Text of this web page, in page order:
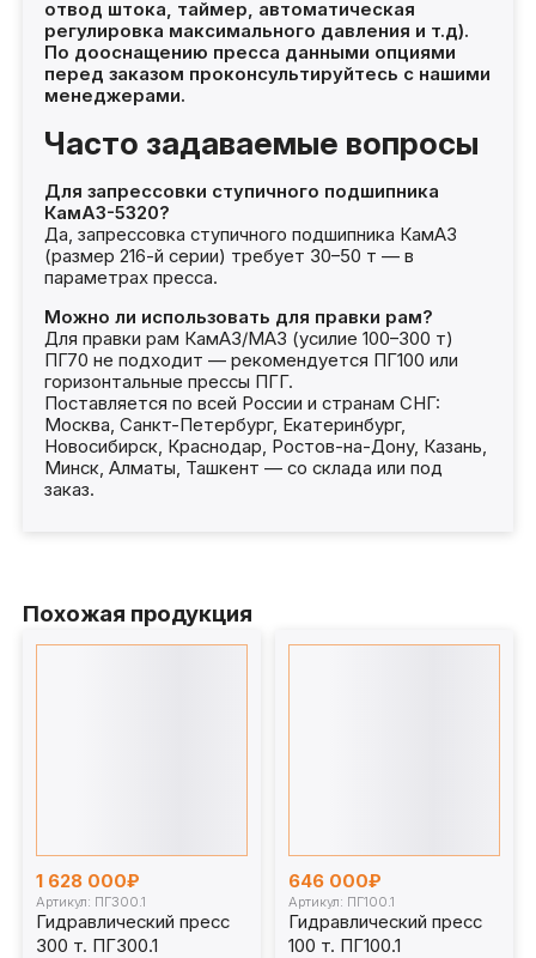
отвод штока, таймер, автоматическая
регулировка максимального давления и т.д).
По дооснащению пресса данными опциями
перед заказом проконсультируйтесь с нашими
менеджерами.
Часто задаваемые вопросы
Для запрессовки ступичного подшипника
КамАЗ-5320?
Да, запрессовка ступичного подшипника КамАЗ
(размер 216-й серии) требует 30–50 т — в
параметрах пресса.
Можно ли использовать для правки рам?
Для правки рам КамАЗ/МАЗ (усилие 100–300 т)
ПГ70 не подходит — рекомендуется ПГ100 или
горизонтальные прессы ПГГ.
Поставляется по всей России и странам СНГ:
Москва, Санкт-Петербург, Екатеринбург,
Новосибирск, Краснодар, Ростов-на-Дону, Казань,
Минск, Алматы, Ташкент — со склада или под
заказ.
Похожая продукция
1 628 000₽
Артикул: ПГ300.1
Гидравлический пресс
300 т. ПГ300.1
646 000₽
Артикул: ПГ100.1
Гидравлический пресс
100 т. ПГ100.1